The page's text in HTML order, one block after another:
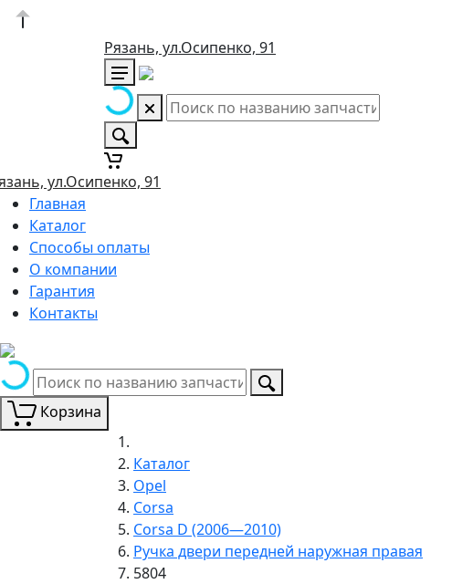
Рязань, ул.Осипенко, 91
ул.Осипенко, 91
Главная
Каталог
Способы оплаты
О компании
Гарантия
Контакты
Корзина
Каталог
Opel
Corsa
Corsa D (2006—2010)
Ручка двери передней наружная правая
5804